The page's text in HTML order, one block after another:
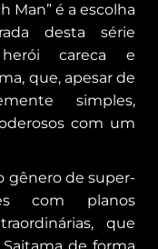
Man” é a escolha
desta série
careca e
que, apesar de
simples,
com um
gênero de super-
com planos
que